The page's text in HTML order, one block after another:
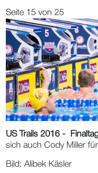
Seite 15 von 25
US Trails 2016 -
sich auch Cody Miller
Bild: Alibek Käsler